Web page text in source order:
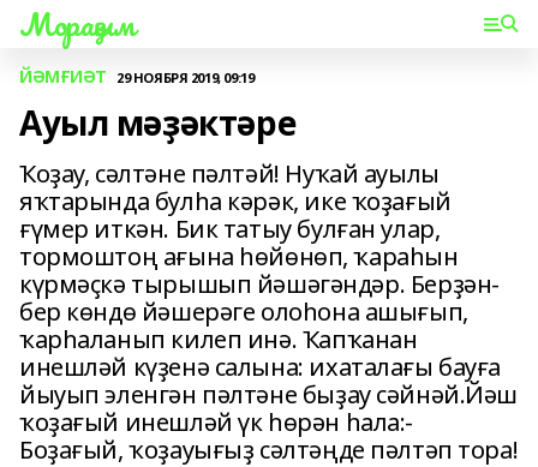
Мораҙым
ЙӘМҒИӘТ 29 НОЯБРЯ 2019, 09:19
Ауыл мәҙәктәре
Ҡоҙау, сәлтәне пәлтәй! Нуҡай ауылы
яҡтарында булһа кәрәк, ике ҡоҙағый
ғүмер иткән. Бик татыу булған улар,
тормоштоң ағына һөйөнөп, ҡараһын
күрмәҫкә тырышып йәшәгәндәр. Берҙән-
бер көндө йәшерәге олоһона ашығып,
ҡарһаланып килеп инә. Ҡапҡанан
инешләй күҙенә салына: ихаталағы бауға
йыуып эленгән пәлтәне быҙау сәйнәй.Йәш
ҡоҙағый инешләй үк һөрән һала:-
Боҙағый, ҡоҙауығыҙ сәлтәңде пәлтәп тора!